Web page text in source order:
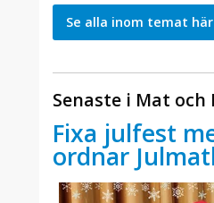
Se alla inom temat här
Senaste i Mat och
Fixa julfest
ordnar